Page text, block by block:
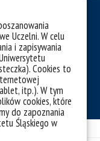
Uczelni. W celu
i zapisywania
Cookies to
itp.). W tym
cookies, które
do zapoznania
Śląskiego w